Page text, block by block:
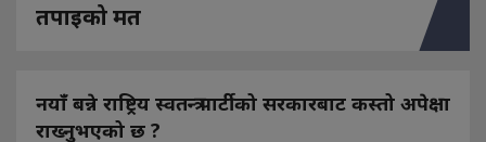
तपाइको मत
नयाँ बन्ने राष्ट्रिय स्वतन्त्र पार्टीको सरकारबाट कस्तो अपेक्षा
राख्नुभएको छ ?